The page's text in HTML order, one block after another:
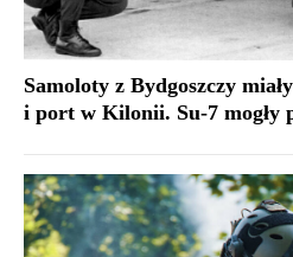
Samoloty z Bydgoszczy
i port w Kilonii. Su-7 mogły